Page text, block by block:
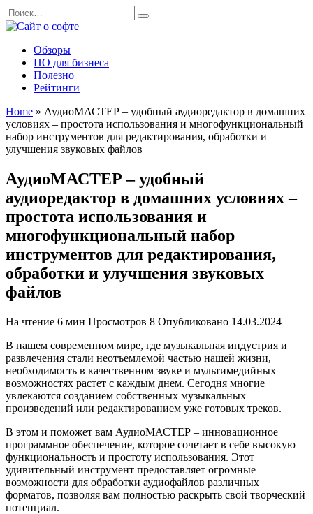
Перейти
к
содержанию
Search
for:
Обзоры
ПО для бизнеса
Полезно
Рейтинги
Home » АудиоМАСТЕР – удобный аудиоредактор в домашних
условиях – простота использования и многофункциональный
набор инструментов для редактирования, обработки и
улучшения звуковых файлов
АудиоМАСТЕР – удобный
аудиоредактор в домашних условиях –
простота использования и
многофункциональный набор
инструментов для редактирования,
обработки и улучшения звуковых
файлов
На чтение 6 мин Просмотров 8 Опубликовано 14.03.2024
В нашем современном мире, где музыкальная индустрия и
развлечения стали неотъемлемой частью нашей жизни,
необходимость в качественном звуке и мультимедийных
возможностях растет с каждым днем. Сегодня многие
увлекаются созданием собственных музыкальных
произведений или редактированием уже готовых треков.
В этом и поможет вам АудиоМАСТЕР – инновационное
программное обеспечение, которое сочетает в себе высокую
функциональность и простоту использования. Этот
удивительный инструмент предоставляет огромные
возможности для обработки аудиофайлов различных
форматов, позволяя вам полностью раскрыть свой творческий
потенциал.